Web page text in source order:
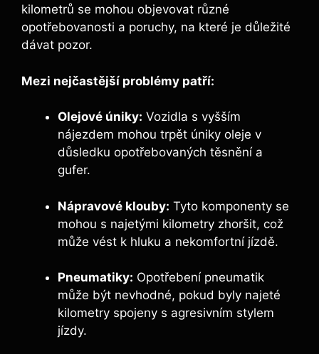
kilometrů se mohou objevovat různé
opotřebovanosti a poruchy, na které je důležité
dávat pozor.
Mezi nejčastější problémy patří:
Olejové úniky: Vozidla s vyšším
nájezdem mohou trpět úniky oleje v
důsledku opotřebovaných těsnění a
gufer.
Nápravové klouby: Tyto komponenty se
mohou s najetými kilometry zhoršit, což
může vést k hluku a nekomfortní jízdě.
Pneumatiky: Opotřebení pneumatik
může být nevhodné, pokud byly najeté
kilometry spojeny s agresivním stylem
jízdy.